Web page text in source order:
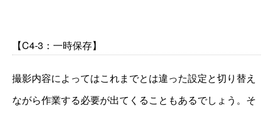
【C4-3：一時保存】
撮影内容によってはこれまでとは違った設定と切り替え
ながら作業する必要が出てくることもあるでしょう。そ